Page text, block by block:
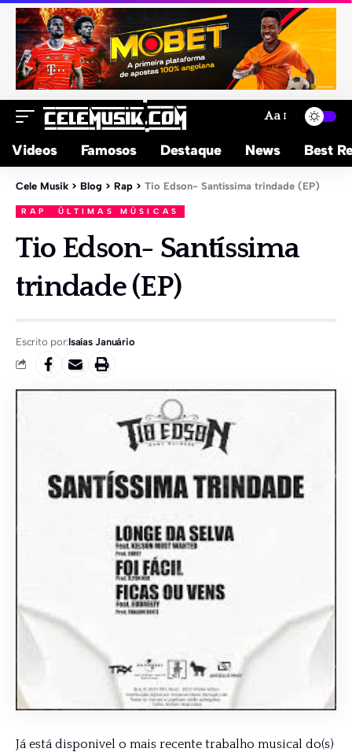
Aa
Videos Famosos Destaque News Best
Cele Musik > Blog > Rap > Tio Edson- Santíssima trindade (EP)
RAP ÚLTIMAS MÚSICAS
Tio Edson- Santíssima
trindade (EP)
Escrito por:Isaías Januário
Já está disponivel o mais recente trabalho musical do(s)